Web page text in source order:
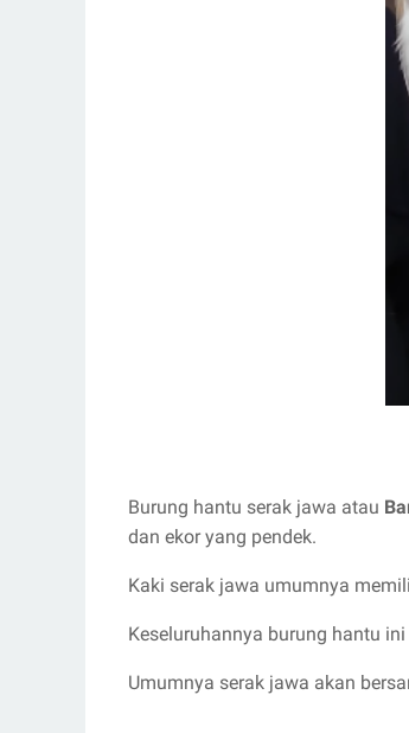
Burung hantu serak jawa atau
dan ekor yang pendek.
Kaki serak jawa umumnya
Keseluruhannya burung hantu
Umumnya serak jawa akan